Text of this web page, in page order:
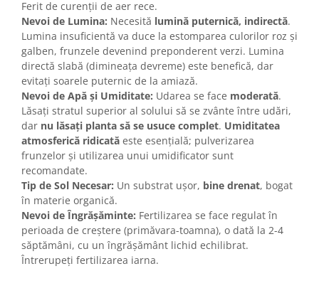
Ferit de curenții de aer rece.
Nevoi de Lumina: Necesită lumină puternică, indirectă.
Lumina insuficientă va duce la estomparea culorilor roz și
galben, frunzele devenind preponderent verzi. Lumina
directă slabă (dimineața devreme) este benefică, dar
evitați soarele puternic de la amiază.
Nevoi de Apă și Umiditate: Udarea se face moderată.
Lăsați stratul superior al solului să se zvânte între udări,
dar nu lăsați planta să se usuce complet. Umiditatea
atmosferică ridicată este esențială; pulverizarea
frunzelor și utilizarea unui umidificator sunt
recomandate.
Tip de Sol Necesar: Un substrat ușor, bine drenat, bogat
în materie organică.
Nevoi de Îngrășăminte: Fertilizarea se face regulat în
perioada de creștere (primăvara-toamna), o dată la 2-4
săptămâni, cu un îngrășământ lichid echilibrat.
Întrerupeți fertilizarea iarna.